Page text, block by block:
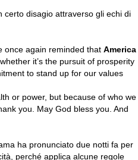
certo disagio attraverso gli echi di
once again reminded that America
it’s the pursuit of prosperity
to stand up for our values
or power, but because of who we
you. May God bless you. And
ha pronunciato due notti fa per
perché applica alcune regole